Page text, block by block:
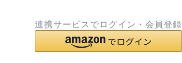
連携サービスでログイン・会員登録